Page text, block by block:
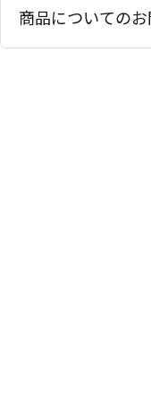
商品についての